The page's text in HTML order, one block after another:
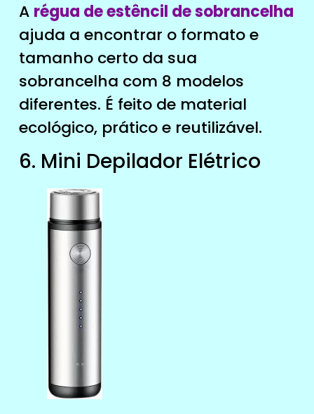
A régua de estêncil de sobrancelha
ajuda a encontrar o formato e
tamanho certo da sua
sobrancelha com 8 modelos
diferentes. É feito de material
ecológico, prático e reutilizável.
6. Mini Depilador Elétrico